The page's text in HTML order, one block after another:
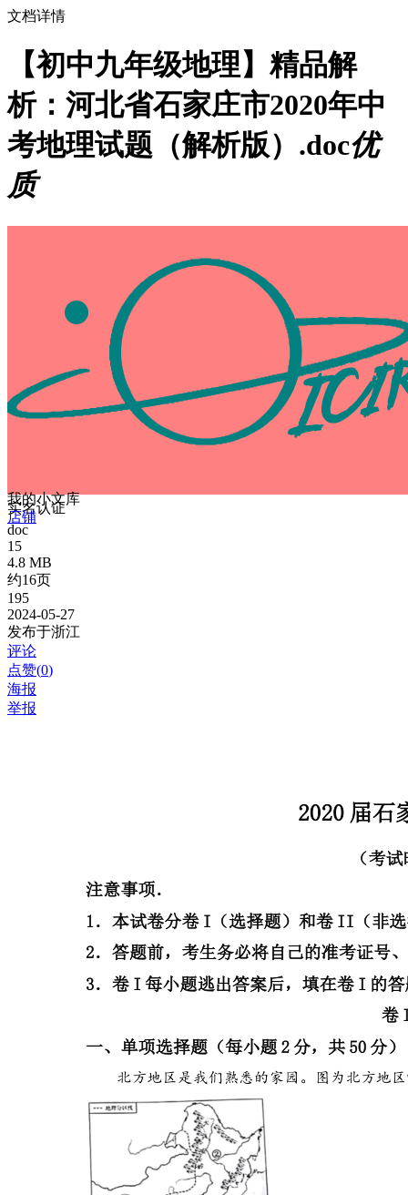
文档详情
【初中九年级地理】精品解
析：河北省石家庄市2020年中
考地理试题（解析版）.doc优
质
我的小文库
实名认证
店铺
doc
15
4.8 MB
约16页
195
2024-05-27
发布于浙江
评论
点赞(0)
海报
举报